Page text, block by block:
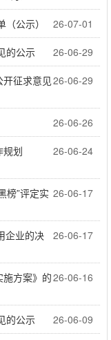
26-07-01
公示）
26-06-29
的公示
26-06-29
开征求意见
26-06-26
26-06-24
规划
26-06-17
榜”评定实
26-06-17
企业的决
26-06-16
方案》的
26-06-09
的公示